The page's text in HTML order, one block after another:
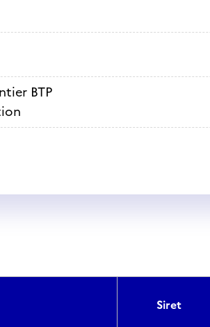
BTP
Siret